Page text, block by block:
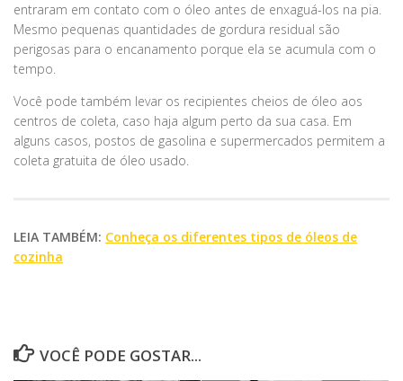
entraram em contato com o óleo antes de enxaguá-los na pia.
Mesmo pequenas quantidades de gordura residual são
perigosas para o encanamento porque ela se acumula com o
tempo.
Você pode também levar os recipientes cheios de óleo aos
centros de coleta, caso haja algum perto da sua casa. Em
alguns casos, postos de gasolina e supermercados permitem a
coleta gratuita de óleo usado.
LEIA TAMBÉM: Conheça os diferentes tipos de óleos de
cozinha
VOCÊ PODE GOSTAR...